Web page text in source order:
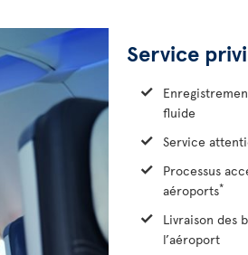
Service
fluide
Service
Processus
aéroports*
Livraison des
l’aéroport